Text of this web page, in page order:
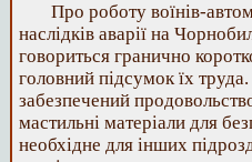
Про роботу воїнів-
наслідків аварії на
говориться гранично
головний підсумок їх
забезпечений
мастильні матеріали для
необхідне для інших